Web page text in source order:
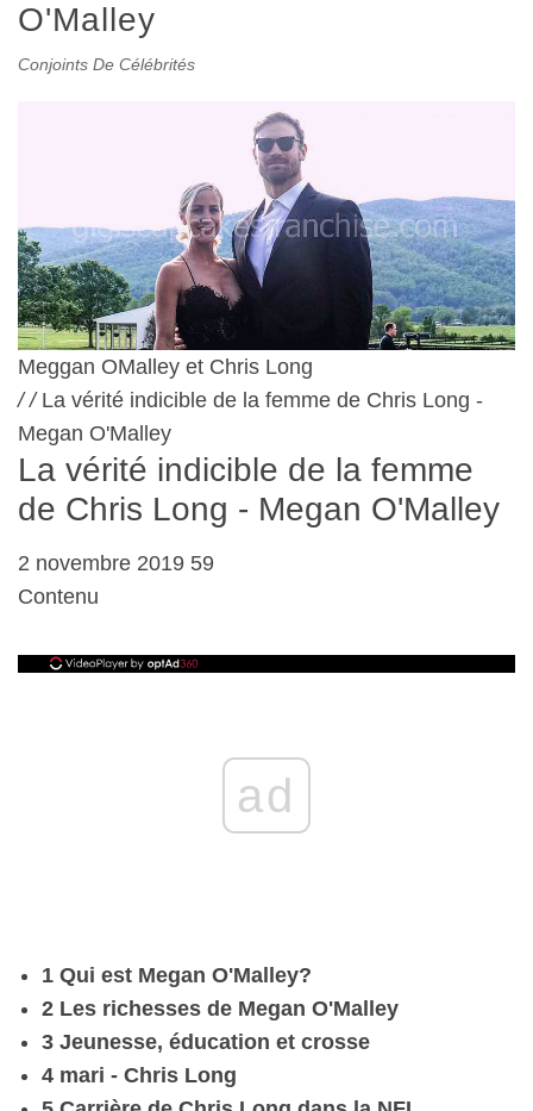
O'Malley
Conjoints De Célébrités
Meggan OMalley et Chris Long
/ /La vérité indicible de la femme de Chris Long -
Megan O'Malley
La vérité indicible de la femme
de Chris Long - Megan O'Malley
2 novembre 2019 59
Contenu
ad
1 Qui est Megan O'Malley?
2 Les richesses de Megan O'Malley
3 Jeunesse, éducation et crosse
4 mari - Chris Long